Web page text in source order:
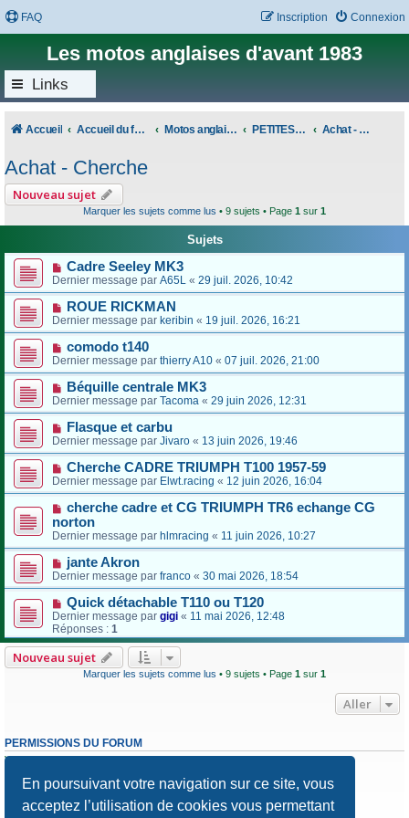
En poursuivant votre navigation sur ce site, vous
acceptez l’utilisation de cookies vous permettant
FAQ Connexion
Inscription
Les motos anglaises d'avant 1983
Links
Accueil Accueil du forum Motos anglaises classiques PETITES ANNONCES Achat - Cherche
Achat - Cherche
Nouveau sujet
Marquer les sujets comme lus • 9 sujets • Page 1 sur 1
Sujets
Cadre Seeley MK3
Dernier message par A65L « 29 juil. 2026, 10:42
ROUE RICKMAN
Dernier message par keribin « 19 juil. 2026, 16:21
comodo t140
Dernier message par thierry A10 « 07 juil. 2026, 21:00
Béquille centrale MK3
Dernier message par Tacoma « 29 juin 2026, 12:31
Flasque et carbu
Dernier message par Jivaro « 13 juin 2026, 19:46
Cherche CADRE TRIUMPH T100 1957-59
Dernier message par Elwt.racing « 12 juin 2026, 16:04
cherche cadre et CG TRIUMPH TR6 echange CG
norton
Dernier message par hlmracing « 11 juin 2026, 10:27
jante Akron
Dernier message par franco « 30 mai 2026, 18:54
Quick détachable T110 ou T120
Dernier message par gigi « 11 mai 2026, 12:48
Réponses : 1
Nouveau sujet
Marquer les sujets comme lus • 9 sujets • Page 1 sur 1
Aller
PERMISSIONS DU FORUM
Vous
Vousne pouvez pasmodifier vos messages dans ce forum
Vousne pouvez passupprimer vos messages dans ce forum